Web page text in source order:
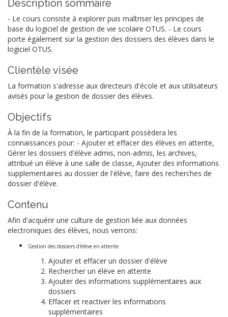
Description sommaire
- Le cours consiste à explorer puis maîtriser les principes de
base du logiciel de gestion de vie scolaire OTUS. - Le cours
porte également sur la gestion des dossiers des élèves dans le
logiciel OTUS.
Clientèle visée
La formation s'adresse aux directeurs d'école et aux utilisateurs
avisés pour la gestion de dossier des élèves.
Objectifs
À la fin de la formation, le participant possèdera les
connaissances pour: - Ajouter et effacer des élèves en attente,
Gérer les dossiers d'élève admis, non-admis, les archives,
attribué un élève à une salle de classe, Ajouter des informations
supplementaires au dossier de l'élève, faire des recherches de
dossier d'élève.
Contenu
Afin d'acquérir une culture de gestion liée aux données
electroniques des élèves, nous verrons:
Gestion des dossiers d'élève en attente
Ajouter et effacer un dossier d'élève
Rechercher un élève en attente
Ajouter des informations supplémentaires aux
dossiers
Effacer et reactiver les informations
supplémentaires